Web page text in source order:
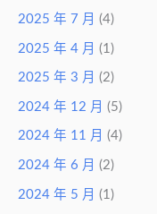
2025 年 7 月 (4)
2025 年 4 月 (1)
2025 年 3 月 (2)
2024 年 12 月 (5)
2024 年 11 月 (4)
2024 年 6 月 (2)
2024 年 5 月 (1)